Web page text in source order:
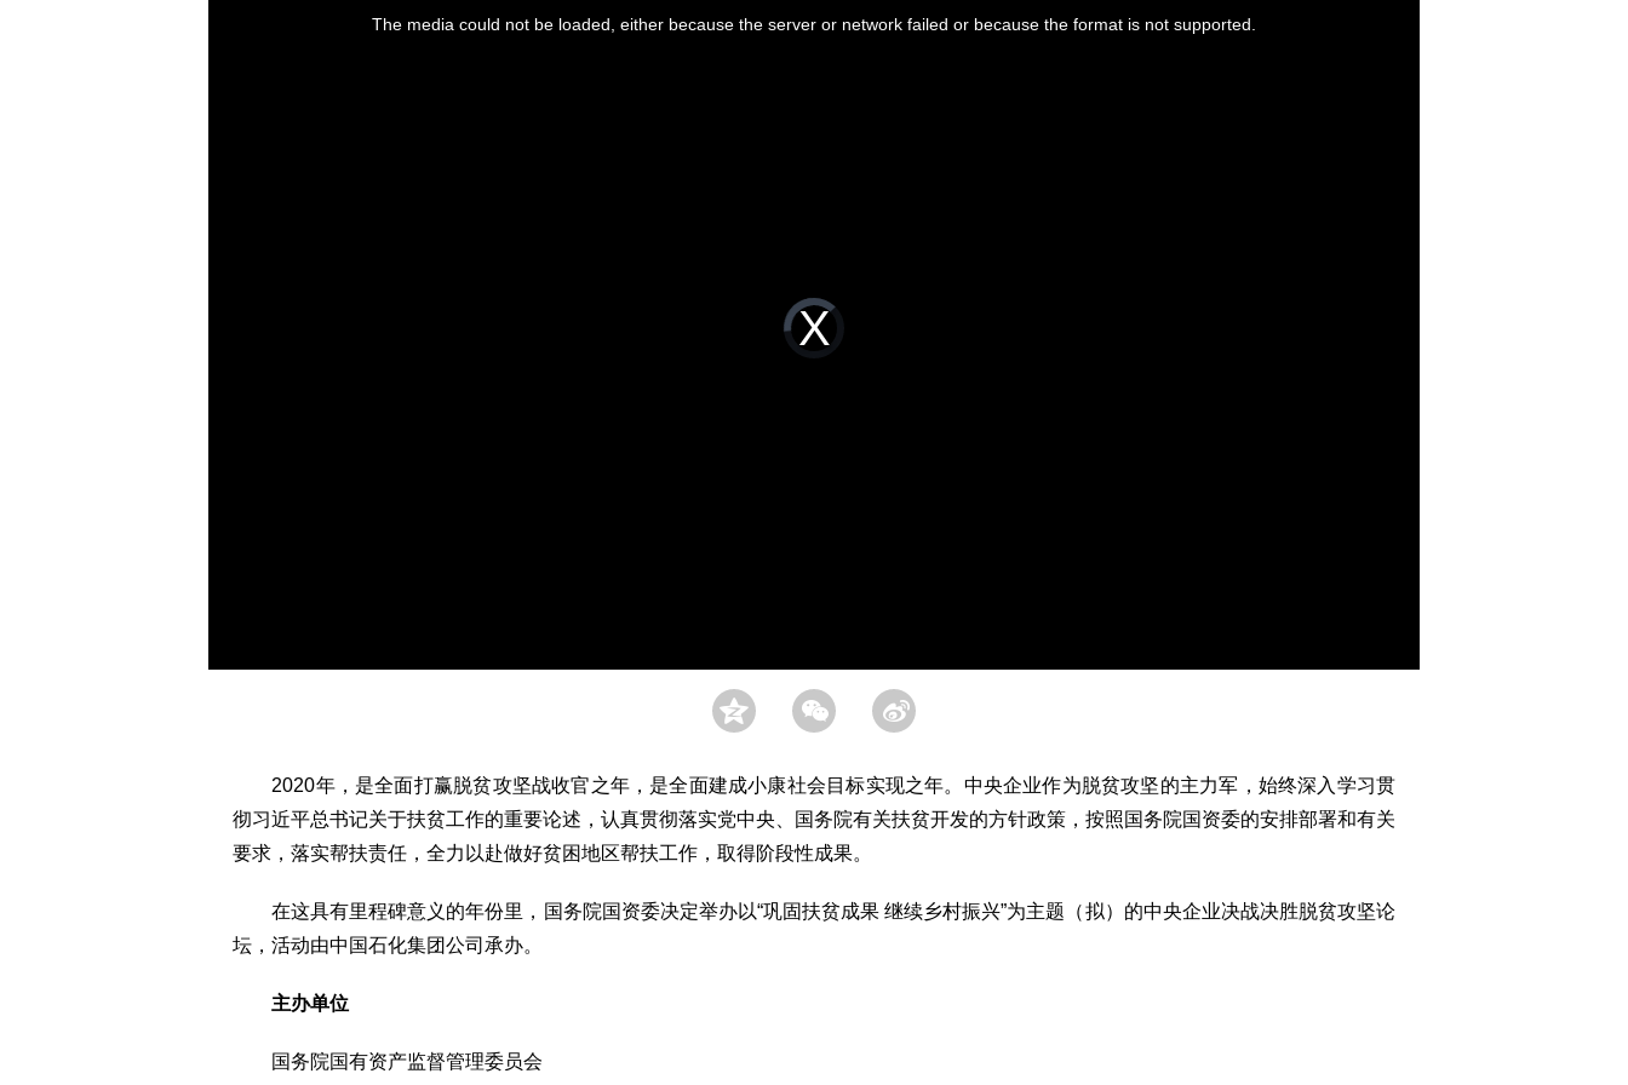
Video
Player
loading.
The media could not be loaded, either because the server or network failed or because the format is not supported.
2020年，是全面打赢脱贫攻坚战收官之年，是全面建成小康社会目标实现之年。中央企业作为脱贫攻坚的主力军，始终深入学习贯
彻习近平总书记关于扶贫工作的重要论述，认真贯彻落实党中央、国务院有关扶贫开发的方针政策，按照国务院国资委的安排部署和有关
要求，落实帮扶责任，全力以赴做好贫困地区帮扶工作，取得阶段性成果。
在这具有里程碑意义的年份里，国务院国资委决定举办以“巩固扶贫成果 继续乡村振兴”为主题（拟）的中央企业决战决胜脱贫攻坚论
坛，活动由中国石化集团公司承办。
主办单位
国务院国有资产监督管理委员会